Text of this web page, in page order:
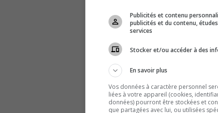
Publicités et contenu
publicités et du contenu,
services
Stocker et/ou accéder à des
En savoir plus
Vos données à caractère personnel
liées à votre appareil (cookies,
données) pourront être stockées et
que partagées avec lui, ou utilisées